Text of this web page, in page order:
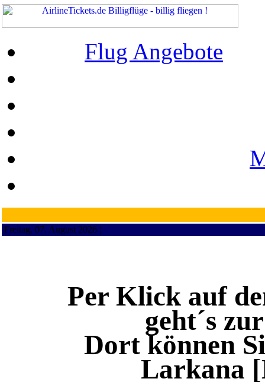
Flug Angebote
Freitag, 07. August 2026 ¦
Per Klick auf
geht´s
Dort können
Larkana